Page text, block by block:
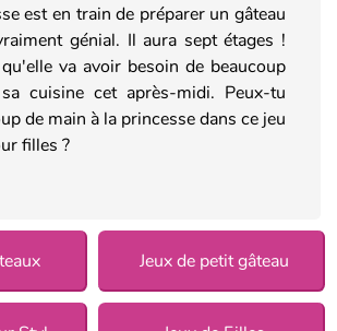
est en train de préparer un gâteau
génial. Il aura sept étages !
va avoir besoin de beaucoup
cuisine cet après-midi. Peux-tu
de main à la princesse dans ce jeu
filles ?
Jeux de petit gâteau